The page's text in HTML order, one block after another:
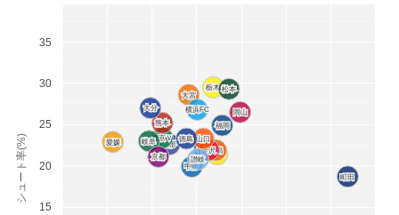
山形
山形
水戸
水戸
栃木
栃木
大宮
大宮
千葉
千葉
東京Ｖ
東京Ｖ
町田
町田
横浜FC
横浜FC
甲府
甲府
松本
松本
新潟
新潟
金沢
金沢
岐阜
岐阜
京都
京都
岡山
岡山
山口
山口
讃岐
讃岐
徳島
徳島
愛媛
愛媛
福岡
福岡
熊本
熊本
大分
大分
15
20
25
30
35
シュート率(%)